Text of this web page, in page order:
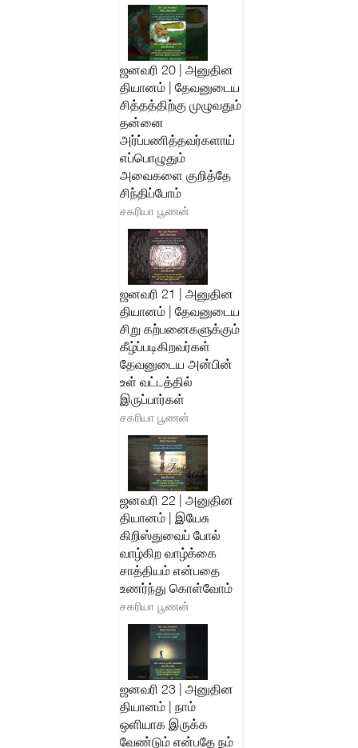
ஜனவரி 20 | அனுதின
தியானம் | தேவனுடைய
சித்தத்திற்கு முழுவதும்
தன்னை
அர்ப்பணித்தவர்களாய்
எப்பொழுதும்
அவைகளை குறித்தே
சிந்திப்போம்
சகரியா பூணன்
ஜனவரி 21 | அனுதின
தியானம் | தேவனுடைய
சிறு கற்பனைகளுக்கும்
கீழ்ப்படிகிறவர்கள்
தேவனுடைய அன்பின்
உள் வட்டத்தில்
இருப்பார்கள்
சகரியா பூணன்
ஜனவரி 22 | அனுதின
தியானம் | இயேசு
கிறிஸ்துவைப் போல்
வாழ்கிற வாழ்க்கை
சாத்தியம் என்பதை
உணர்ந்து கொள்வோம்
சகரியா பூணன்
ஜனவரி 23 | அனுதின
தியானம் | நாம்
ஒளியாக இருக்க
வேண்டும் என்பதே நம்